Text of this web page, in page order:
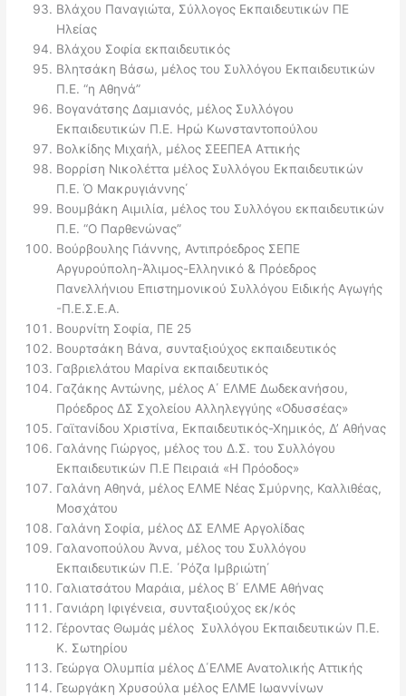
Βλάχου Παναγιώτα, Σύλλογος Εκπαιδευτικών ΠΕ
Ηλείας
Βλάχου Σοφία εκπαιδευτικός
Βλητσάκη Βάσω, μέλος του Συλλόγου Εκπαιδευτικών
Π.Ε. “η Αθηνά”
Βογανάτσης Δαμιανός, μέλος Συλλόγου
Εκπαιδευτικών Π.Ε. Ηρώ Κωνσταντοπούλου
Βολκίδης Μιχαήλ, μέλος ΣΕΕΠΕΑ Αττικής
Βορρίση Νικολέττα μέλος Συλλόγου Εκπαιδευτικών
Π.Ε. Ό Μακρυγιάννης΄
Βουμβάκη Αιμιλία, μέλος του Συλλόγου εκπαιδευτικών
Π.Ε. “Ο Παρθενώνας”
Βούρβουλης Γιάννης, Αντιπρόεδρος ΣΕΠΕ
Αργυρούπολη-Άλιμος-Ελληνικό & Πρόεδρος
Πανελλήνιου Επιστημονικού Συλλόγου Ειδικής Αγωγής
-Π.Ε.Σ.Ε.Α.
Βουρνίτη Σοφία, ΠΕ 25
Βουρτσάκη Βάνα, συνταξιούχος εκπαιδευτικός
Γαβριελάτου Μαρίνα εκπαιδευτικός
Γαζάκης Αντώνης, μέλος Α΄ ΕΛΜΕ Δωδεκανήσου,
Πρόεδρος ΔΣ Σχολείου Αλληλεγγύης «Οδυσσέας»
Γαϊτανίδου Χριστίνα, Εκπαιδευτικός-Χημικός, Δ’ Αθήνας
Γαλάνης Γιώργος, μέλος του Δ.Σ. του Συλλόγου
Εκπαιδευτικών Π.Ε Πειραιά «Η Πρόοδος»
Γαλάνη Αθηνά, μέλος ΕΛΜΕ Νέας Σμύρνης, Καλλιθέας,
Μοσχάτου
Γαλάνη Σοφία, μέλος ΔΣ ΕΛΜΕ Αργολίδας
Γαλανοπούλου Άννα, μέλος του Συλλόγου
Εκπαιδευτικών Π.Ε. ΄Ρόζα Ιμβριώτη΄
Γαλιατσάτου Μαράια, μέλος Β΄ ΕΛΜΕ Αθήνας
Γανιάρη Ιφιγένεια, συνταξιούχος εκ/κός
Γέροντας Θωμάς μέλος Συλλόγου Εκπαιδευτικών Π.Ε.
Κ. Σωτηρίου
Γεώργα Ολυμπία μέλος Δ΄ΕΛΜΕ Ανατολικής Αττικής
Γεωργάκη Χρυσούλα μέλος ΕΛΜΕ Ιωαννίνων